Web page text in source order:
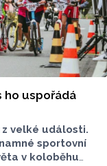
ho uspořádá
z velké události.
sportovní
v koloběhu